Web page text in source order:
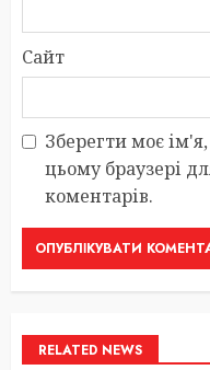
Сайт
Зберегти моє
цьому браузері
коментарів.
RELATED NEWS